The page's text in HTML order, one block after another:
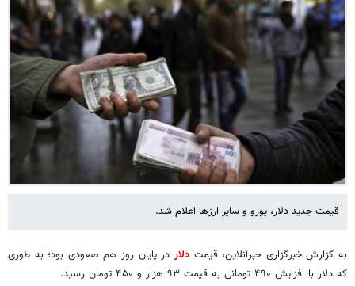
قیمت جدید دلار، یورو و سایر ارزها اعلام شد.
به گزارش خبرگزاری خبرآنلاین، قیمت‌دلار در پایان روز هم صعودی بود؛ به طوری
که دلار با افزایش ۴۹۰ تومانی به قیمت ۹۳ هزار و ۴۵۰ تومان رسید.